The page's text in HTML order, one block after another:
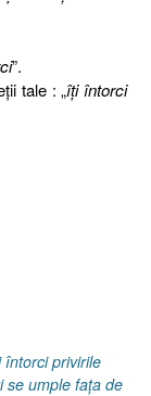
”.
tale : „îţi întorci
întorci privirile
se umple faţa de